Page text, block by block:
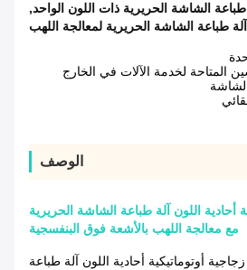
طباعة الشاشة الحريرية ذات اللون الواحد,
آلة طباعة الشاشة الحريرية لمعالجة اللهب
المتاحة لخدمة الآلات في الخارج
الوصف
اللون آلة طباعة الشاشة الحريرية
مع معالجة اللهب بالأشعة فوق البنفسجية
أوتوماتيكية أحادية اللون آلة طباعة